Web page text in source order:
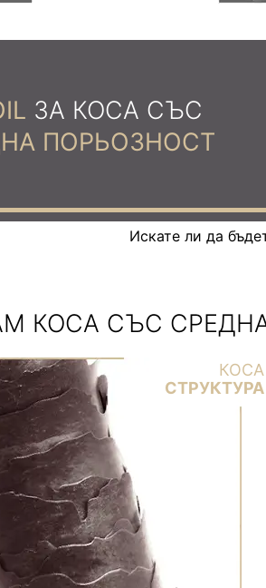
ЗА КОСА СЪС
ПОРЬОЗНОСТ
Искате ли да
КОСА СЪС
КОСА
СТРУКТУРА